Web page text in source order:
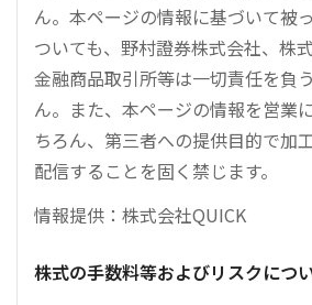
ん。本ページの情報に基づいて被
ついても、野村證券株式会社、株
金融商品取引所等は一切責任を負
ん。また、本ページの情報を営業
ちろん、第三者への提供目的で加
配信することを固く禁じます。
情報提供：株式会社QUICK
株式の手数料等およびリスクにつ